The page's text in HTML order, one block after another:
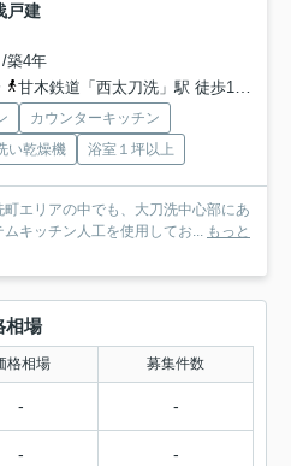
戸建
築4年
甘木鉄道「西太刀洗」駅 徒歩13分
カウンターキッチン
い乾燥機 浴室１坪以上
町エリアの中でも、大刀洗中心部にあ
キッチン人工を使用してお... もっと
相場
格相場 募集件数
- -
- -